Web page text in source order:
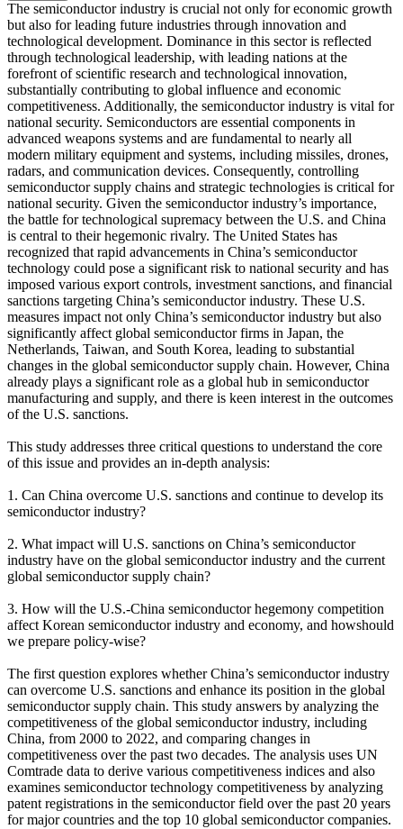
The semiconductor industry is crucial not only for economic growth
but also for leading future industries through innovation and
technological development. Dominance in this sector is reflected
through technological leadership, with leading nations at the
forefront of scientific research and technological innovation,
substantially contributing to global influence and economic
competitiveness. Additionally, the semiconductor industry is vital for
national security. Semiconductors are essential components in
advanced weapons systems and are fundamental to nearly all
modern military equipment and systems, including missiles, drones,
radars, and communication devices. Consequently, controlling
semiconductor supply chains and strategic technologies is critical for
national security. Given the semiconductor industry’s importance,
the battle for technological supremacy between the U.S. and China
is central to their hegemonic rivalry. The United States has
recognized that rapid advancements in China’s semiconductor
technology could pose a significant risk to national security and has
imposed various export controls, investment sanctions, and financial
sanctions targeting China’s semiconductor industry. These U.S.
measures impact not only China’s semiconductor industry but also
significantly affect global semiconductor firms in Japan, the
Netherlands, Taiwan, and South Korea, leading to substantial
changes in the global semiconductor supply chain. However, China
already plays a significant role as a global hub in semiconductor
manufacturing and supply, and there is keen interest in the outcomes
of the U.S. sanctions.
This study addresses three critical questions to understand the core
of this issue and provides an in-depth analysis:
1. Can China overcome U.S. sanctions and continue to develop its
semiconductor industry?
2. What impact will U.S. sanctions on China’s semiconductor
industry have on the global semiconductor industry and the current
global semiconductor supply chain?
3. How will the U.S.-China semiconductor hegemony competition
affect Korean semiconductor industry and economy, and howshould
we prepare policy-wise?
The first question explores whether China’s semiconductor industry
can overcome U.S. sanctions and enhance its position in the global
semiconductor supply chain. This study answers by analyzing the
competitiveness of the global semiconductor industry, including
China, from 2000 to 2022, and comparing changes in
competitiveness over the past two decades. The analysis uses UN
Comtrade data to derive various competitiveness indices and also
examines semiconductor technology competitiveness by analyzing
patent registrations in the semiconductor field over the past 20 years
for major countries and the top 10 global semiconductor companies.